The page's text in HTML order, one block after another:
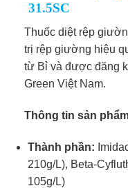
31.5SC
Thuốc diệt rệp
trị rệp giường hiệu
từ Bỉ và được đăng
Green Việt Nam.
Thông tin sản
Thành phần:
210g/L), Beta-
105g/L)